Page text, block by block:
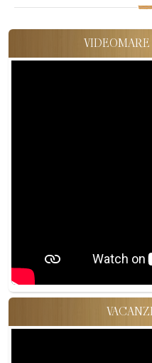
VIDEOMARE